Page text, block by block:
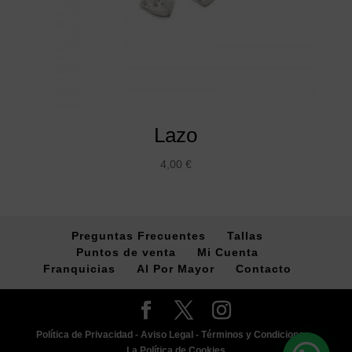
Lazo
4,00 €
Preguntas Frecuentes
Tallas
Puntos de venta
Mi Cuenta
Franquicias
Al Por Mayor Contacto
Política de Privacidad - Aviso Legal -Términos y Condiciones -